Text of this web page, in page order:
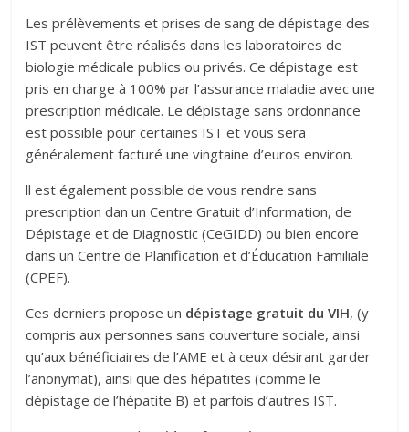
Les prélèvements et prises de sang de dépistage des
IST peuvent être réalisés dans les laboratoires de
biologie médicale publics ou privés. Ce dépistage est
pris en charge à 100% par l’assurance maladie avec une
prescription médicale. Le dépistage sans ordonnance
est possible pour certaines IST et vous sera
généralement facturé une vingtaine d’euros environ.
ll est également possible de vous rendre sans
prescription dan un Centre Gratuit d’Information, de
Dépistage et de Diagnostic (CeGIDD) ou bien encore
dans un Centre de Planification et d’Éducation Familiale
(CPEF).
Ces derniers propose un dépistage gratuit du VIH, (y
compris aux personnes sans couverture sociale, ainsi
qu’aux bénéficiaires de l’AME et à ceux désirant garder
l’anonymat), ainsi que des hépatites (comme le
dépistage de l’hépatite B) et parfois d’autres IST.